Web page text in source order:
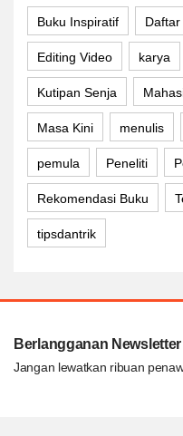
Buku Inspiratif
Editing Video karya
Kutipan Senja
Masa Kini menulis
pemula Peneliti
Rekomendasi Buku
tipsdantrik
Berlangganan Newsletter
Jangan lewatkan ribuan